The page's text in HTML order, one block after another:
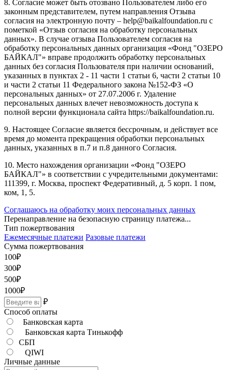
8. Согласие может быть отозвано Пользователем либо его
законным представителем, путем направления Отзыва
согласия на электронную почту – help@baikalfoundation.ru с
пометкой «Отзыв согласия на обработку персональных
данных». В случае отзыва Пользователем согласия на
обработку персональных данных организация «Фонд "ОЗЕРО
БАЙКАЛ"» вправе продолжить обработку персональных
данных без согласия Пользователя при наличии оснований,
указанных в пунктах 2 - 11 части 1 статьи 6, части 2 статьи 10
и части 2 статьи 11 Федерального закона №152-ФЗ «О
персональных данных» от 27.07.2006 г. Удаление
персональных данных влечет невозможность доступа к
полной версии функционала сайта https://baikalfoundation.ru.
9. Настоящее Согласие является бессрочным, и действует все
время до момента прекращения обработки персональных
данных, указанных в п.7 и п.8 данного Согласия.
10. Место нахождения организации «Фонд "ОЗЕРО
БАЙКАЛ"» в соответствии с учредительными документами:
111399, г. Москва, проспект Федеративный, д. 5 корп. 1 пом,
ком, 1, 5.
Соглашаюсь на обработку моих персональных данных
Перенаправление на безопасную страницу платежа...
Тип пожертвования
Ежемесячные платежи Разовые платежи
Сумма пожертвования
100₽
300₽
500₽
1000₽
₽
Способ оплаты
Банковская карта
Банковская карта Тинькофф
СБП
QIWI
Личные данные